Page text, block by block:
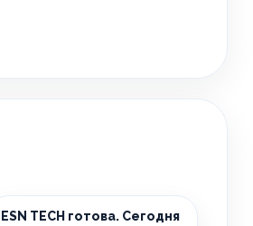
ESN TECH готова. Сегодня